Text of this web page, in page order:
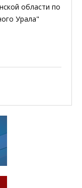
области по
Урала"